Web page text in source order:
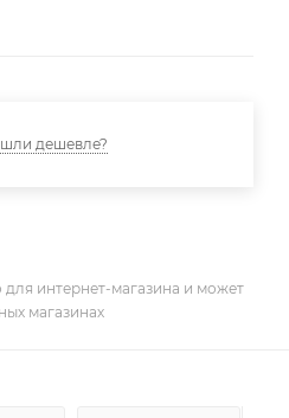
дешевле?
для интернет-магазина и может
магазинах